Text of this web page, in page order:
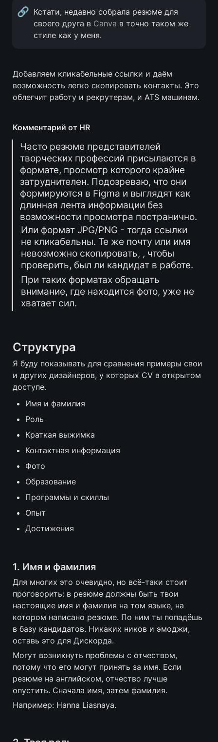
🔗 Кстати, недавно собрала резюме для
своего друга в Canva в точно таком же
стиле как у меня.
Добавляем кликабельные ссылки и даём
возможность легко скопировать контакты. Это
облегчит работу и рекрутерам, и ATS машинам.
Комментарий от HR
Часто резюме представителей
творческих профессий присылаются в
формате, просмотр которого крайне
затруднителен. Подозреваю, что они
формируются в Figma и выглядят как
длинная лента информации без
возможности просмотра постранично.
Или формат JPG/PNG - тогда ссылки
не кликабельны. Те же почту или имя
невозможно скопировать, , чтобы
проверить, был ли кандидат в работе.
При таких форматах обращать
внимание, где находится фото, уже не
хватает сил.
Структура
Я буду показывать для сравнения примеры свои
и других дизайнеров, у которых CV в открытом
доступе.
Имя и фамилия
Роль
Краткая выжимка
Контактная информация
Фото
Образование
Программы и скиллы
Опыт
Достижения
1. Имя и фамилия
Для многих это очевидно, но всё-таки стоит
проговорить: в резюме должны быть твои
настоящие имя и фамилия на том языке, на
котором написано резюме. По ним ты попадёшь
в базу кандидатов. Никаких ников и эмоджи,
оставь это для Дискорда.
Могут возникнуть проблемы с отчеством,
потому что его могут принять за имя. Если
резюме на английском, отчество лучше
опустить. Сначала имя, затем фамилия.
Например: Hanna Liasnaya.